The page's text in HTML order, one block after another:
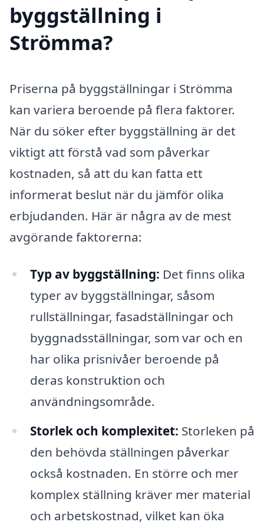
byggställning i
Strömma?
Priserna på byggställningar i Strömma
kan variera beroende på flera faktorer.
När du söker efter byggställning är det
viktigt att förstå vad som påverkar
kostnaden, så att du kan fatta ett
informerat beslut när du jämför olika
erbjudanden. Här är några av de mest
avgörande faktorerna:
Typ av byggställning: Det finns olika
typer av byggställningar, såsom
rullställningar, fasadställningar och
byggnadsställningar, som var och en
har olika prisnivåer beroende på
deras konstruktion och
användningsområde.
Storlek och komplexitet: Storleken på
den behövda ställningen påverkar
också kostnaden. En större och mer
komplex ställning kräver mer material
och arbetskostnad, vilket kan öka